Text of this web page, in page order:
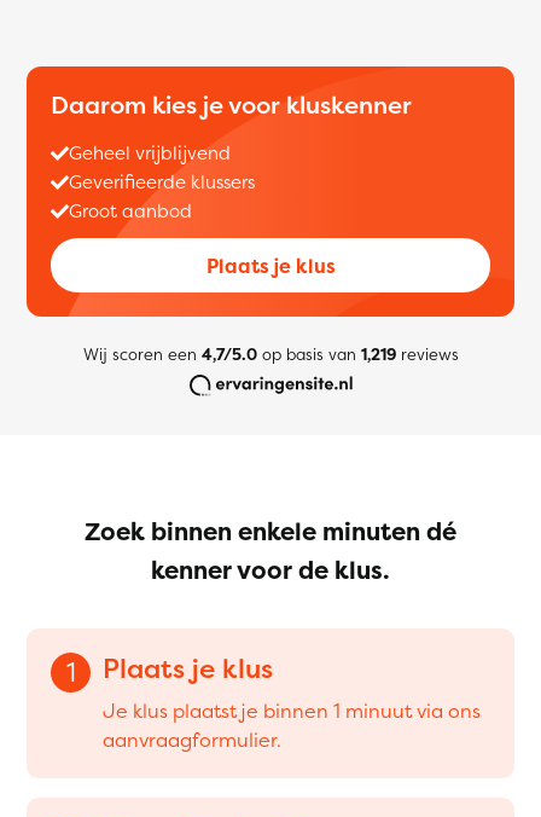
Daarom kies je voor kluskenner
Geheel vrijblijvend
Geverifieerde klussers
Groot aanbod
Plaats je klus
Wij scoren een 4,7/5.0op basis van 1,219reviews
Zoek binnen enkele minuten dé
kenner voor de klus.
1 Plaats je klus
Je klus plaatst je binnen 1 minuut via ons
aanvraagformulier.